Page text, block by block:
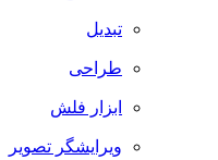
تبدیل
طراحی
ابزار فلش
ویرایشگر تصویر